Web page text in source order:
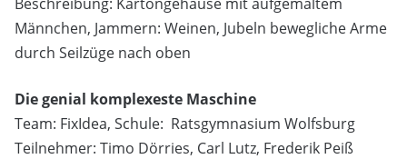
Männchen, Jammern: Weinen, Jubeln bewegliche Arme
durch Seilzüge nach oben
Die genial komplexeste Maschine
Team: FixIdea, Schule: Ratsgymnasium Wolfsburg
Teilnehmer: Timo Dörries, Carl Lutz, Frederik Peiß